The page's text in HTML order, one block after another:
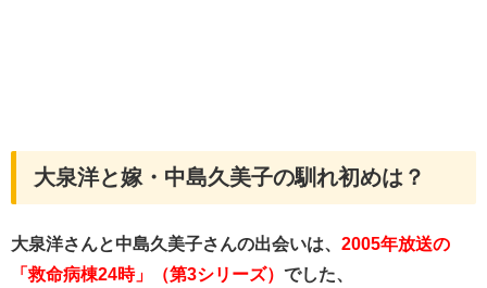
大泉洋と嫁・中島久美子の馴れ初めは？
大泉洋さんと中島久美子さんの出会いは、 2005年放送の
「救命病棟24時」（第3シリーズ） でした、